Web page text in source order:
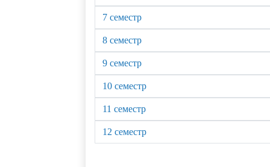
7 семестр
8 семестр
9 семестр
10 семестр
11 семестр
12 семестр